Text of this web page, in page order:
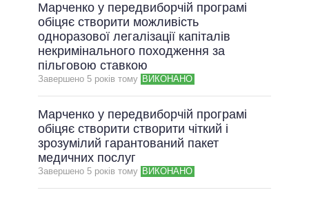
Марченко у передвиборчій програмі
обіцяє створити можливість
одноразової легалізації капіталів
некримінального походження за
пільговою ставкою
Завершено 5 рокiв тому ВИКОНАНО
Марченко у передвиборчій програмі
обіцяє створити створити чіткий і
зрозумілий гарантований пакет
медичних послуг
Завершено 5 рокiв тому ВИКОНАНО